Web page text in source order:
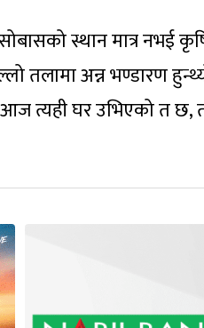
स्थान मात्र नभई
तलामा अन्न भण्डारण
त्यही घर उभिएको त छ,